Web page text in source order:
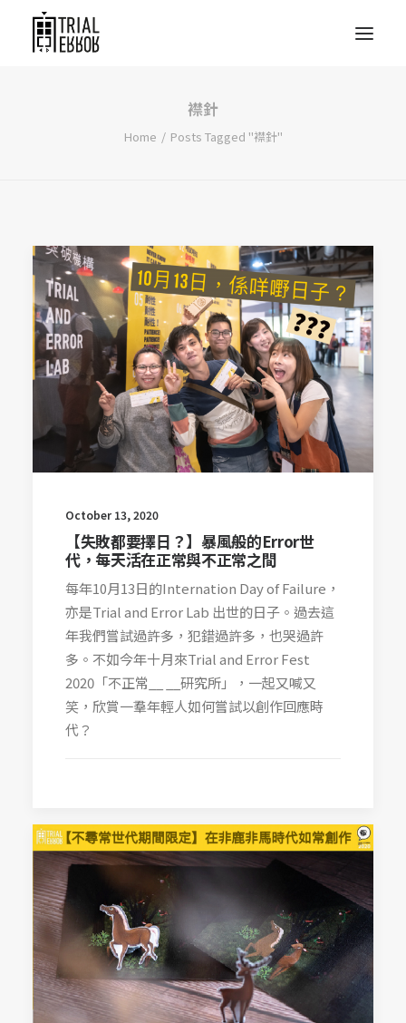
襟針
Home Posts Tagged "襟針"
October 13, 2020
【失敗都要擇日？】暴風般的Error世
代，每天活在正常與不正常之間
每年10月13日的Internation Day of Failure，
亦是Trial and Error Lab 出世的日子。過去這
年我們嘗試過許多，犯錯過許多，也哭過許
多。不如今年十月來Trial and Error Fest
2020「不正常__ __研究所」，一起又喊又
笑，欣賞一羣年輕人如何嘗試以創作回應時
代？